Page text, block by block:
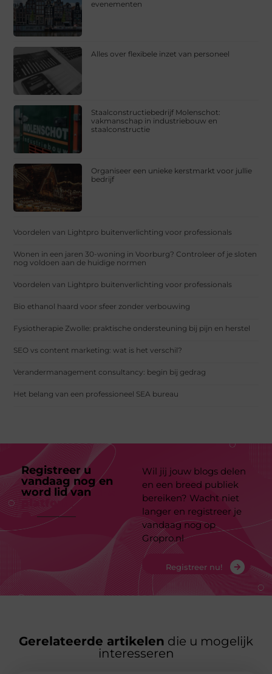
evenementen
Alles over flexibele inzet van personeel
Staalconstructiebedrijf Molenschot:
vakmanschap in industriebouw en
staalconstructie
Organiseer een unieke kerstmarkt voor jullie
bedrijf
Voordelen van Lightpro buitenverlichting voor professionals
Wonen in een jaren 30-woning in Voorburg? Controleer of je sloten
nog voldoen aan de huidige normen
Voordelen van Lightpro buitenverlichting voor professionals
Bio ethanol haard voor sfeer zonder verbouwing
Fysiotherapie Zwolle: praktische ondersteuning bij pijn en herstel
SEO vs content marketing: wat is het verschil?
Verandermanagement consultancy: begin bij gedrag
Het belang van een professioneel SEA bureau
Registreer u
vandaag nog en
word lid van
platform
Wil jij jouw blogs delen
en een breed publiek
bereiken? Wacht niet
langer en registreer je
vandaag nog op
Gropro.nl
Registreer nu!
Gerelateerde artikelen die u mogelijk
interesseren